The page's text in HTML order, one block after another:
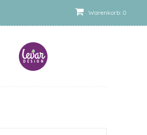
Warenkorb: 0